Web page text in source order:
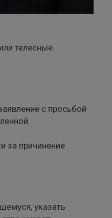
телесные
с просьбой
за причинение
указать